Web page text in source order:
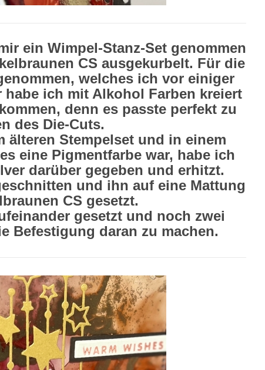
ein Wimpel-Stanz-Set genommen
CS ausgekurbelt. Für die
welches ich vor einiger
habe ich mit Alkohol Farben kreiert
denn es passte perfekt zu
des Die-Cuts.
älteren Stempelset und in einem
eine Pigmentfarbe war, habe ich
darüber gegeben und erhitzt.
und ihn auf eine Mattung
CS gesetzt.
gesetzt und noch zwei
Befestigung daran zu machen.